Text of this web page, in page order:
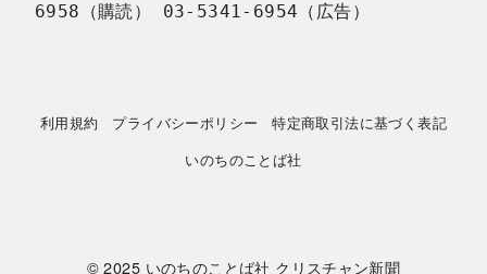
6958（購読） 03-5341-6954（広告）
利用規約 プライバシーポリシー
特定商取引法に基づく表記
いのちのことば社
© 2025 いのちのことば社 クリスチャン新聞